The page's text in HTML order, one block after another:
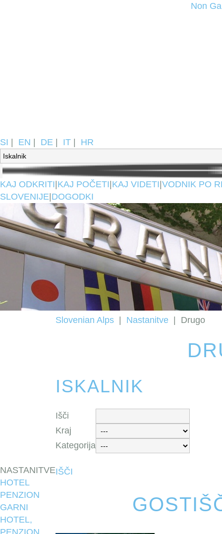
Non
SI EN DE IT HR
KAJ ODKRITI KAJ POČETI KAJ VIDETI VODNIK PO
SLOVENIJE DOGODKI
NASTANITVE
HOTEL
PENZION
GARNI
HOTEL,
PENZION
Slovenian Alps Nastanitve Drugo
ISKALNIK
Išči
Kraj
Kategorija
IŠČI